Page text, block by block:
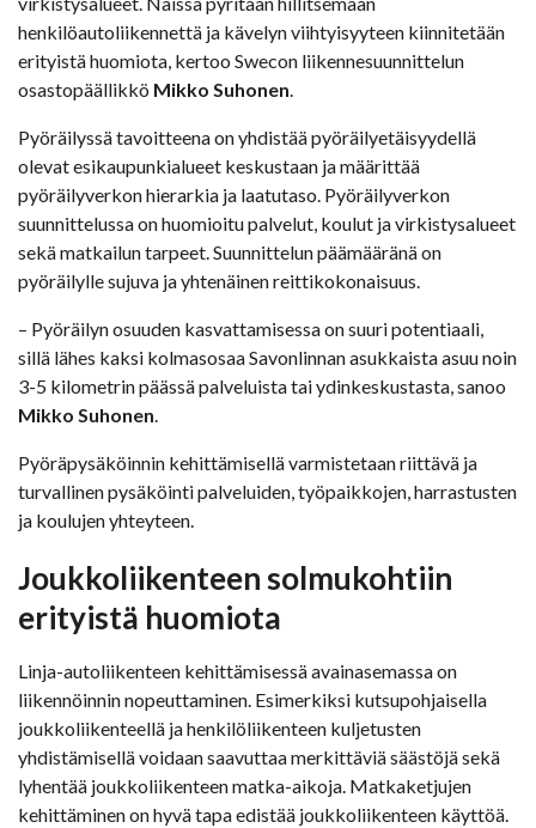
henkilöautoliikennettä ja kävelyn viihtyisyyteen kiinnitetään
erityistä huomiota, kertoo Swecon liikennesuunnittelun
osastopäällikkö Mikko Suhonen.
Pyöräilyssä tavoitteena on yhdistää pyöräilyetäisyydellä
olevat esikaupunkialueet keskustaan ja määrittää
pyöräilyverkon hierarkia ja laatutaso. Pyöräilyverkon
suunnittelussa on huomioitu palvelut, koulut ja virkistysalueet
sekä matkailun tarpeet. Suunnittelun päämääränä on
pyöräilylle sujuva ja yhtenäinen reittikokonaisuus.
– Pyöräilyn osuuden kasvattamisessa on suuri potentiaali,
sillä lähes kaksi kolmasosaa Savonlinnan asukkaista asuu noin
3-5 kilometrin päässä palveluista tai ydinkeskustasta, sanoo
Mikko Suhonen.
Pyöräpysäköinnin kehittämisellä varmistetaan riittävä ja
turvallinen pysäköinti palveluiden, työpaikkojen, harrastusten
ja koulujen yhteyteen.
Joukkoliikenteen solmukohtiin
erityistä huomiota
Linja-autoliikenteen kehittämisessä avainasemassa on
liikennöinnin nopeuttaminen. Esimerkiksi kutsupohjaisella
joukkoliikenteellä ja henkilöliikenteen kuljetusten
yhdistämisellä voidaan saavuttaa merkittäviä säästöjä sekä
lyhentää joukkoliikenteen matka-aikoja. Matkaketjujen
kehittäminen on hyvä tapa edistää joukkoliikenteen käyttöä.